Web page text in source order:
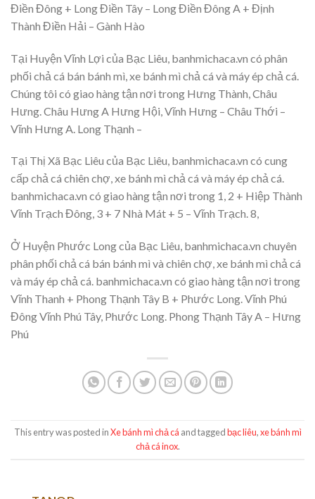
Điền Đông + Long Điền Tây – Long Điền Đông A + Định
Thành Điền Hải – Gành Hào
Tại Huyện Vĩnh Lợi của Bạc Liêu, banhmichaca.vn có phân
phối chả cá bán bánh mì, xe bánh mì chả cá và máy ép chả cá.
Chúng tôi có giao hàng tận nơi trong Hưng Thành, Châu
Hưng. Châu Hưng A Hưng Hội, Vĩnh Hưng – Châu Thới –
Vĩnh Hưng A. Long Thạnh –
Tại Thị Xã Bạc Liêu của Bạc Liêu, banhmichaca.vn có cung
cấp chả cá chiên chợ, xe bánh mì chả cá và máy ép chả cá.
banhmichaca.vn có giao hàng tận nơi trong 1, 2 + Hiệp Thành
Vĩnh Trạch Đông, 3 + 7 Nhà Mát + 5 – Vĩnh Trạch. 8,
Ở Huyện Phước Long của Bạc Liêu, banhmichaca.vn chuyên
phân phối chả cá bán bánh mì và chiên chợ, xe bánh mì chả cá
và máy ép chả cá. banhmichaca.vn có giao hàng tận nơi trong
Vĩnh Thanh + Phong Thạnh Tây B + Phước Long. Vĩnh Phú
Đông Vĩnh Phú Tây, Phước Long. Phong Thạnh Tây A – Hưng
Phú
This entry was posted inXe bánh mì chả cá and taggedbạc liêu,xe bánh mì
chả cá inox.